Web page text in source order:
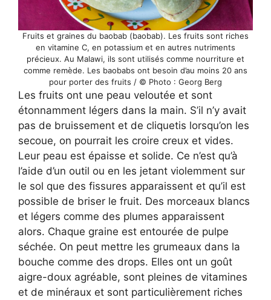
Fruits et graines du baobab (baobab). Les fruits sont riches
en vitamine C, en potassium et en autres nutriments
précieux. Au Malawi, ils sont utilisés comme nourriture et
comme remède. Les baobabs ont besoin d’au moins 20 ans
pour porter des fruits / © Photo : Georg Berg
Les fruits ont une peau veloutée et sont
étonnamment légers dans la main. S’il n’y avait
pas de bruissement et de cliquetis lorsqu’on les
secoue, on pourrait les croire creux et vides.
Leur peau est épaisse et solide. Ce n’est qu’à
l’aide d’un outil ou en les jetant violemment sur
le sol que des fissures apparaissent et qu’il est
possible de briser le fruit. Des morceaux blancs
et légers comme des plumes apparaissent
alors. Chaque graine est entourée de pulpe
séchée. On peut mettre les grumeaux dans la
bouche comme des drops. Elles ont un goût
aigre-doux agréable, sont pleines de vitamines
et de minéraux et sont particulièrement riches